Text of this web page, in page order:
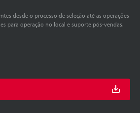
desde o processo de seleção até as operações
para operação no local e suporte pós-vendas.